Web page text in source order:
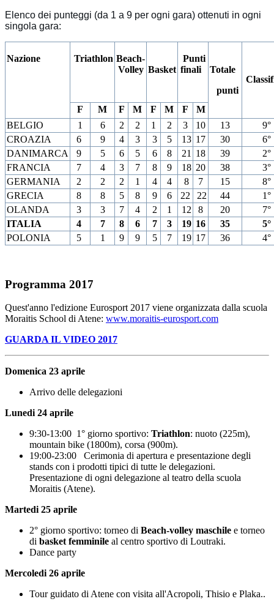
Elenco dei punteggi (da 1 a 9 per ogni gara) ottenuti in ogni
singola gara:
Nazione Triathlon Beach-
Volley Basket
Punti
finali
Totale
punti
F M F M F M F
M
BELGIO
1 6 2 2 1 2 3 10 13
9°
CROAZIA
6 9 4 3 3 5 13 17 30
6°
DANIMARCA
9 5 6 5 6 8 21 18 39
2°
FRANCIA
7 4 3 7 8 9 18 20 38
3°
GERMANIA
2 2 2 1 4 4 8 7 15
8°
GRECIA
8 8 5 8 9 6 22 22 44
1°
OLANDA
3 3 7 4 2 1 12 8 20
7°
ITALIA
4 7 8 6 7 3 19 16 35
5°
POLONIA
5 1 9 9 5 7 19 17 36 4°
Programma 2017
Quest'anno l'edizione Eurosport 2017 viene organizzata dalla scuola
Moraitis School di Atene: www.moraitis-eurosport.com
GUARDA IL VIDEO 2017
Domenica 23 aprile
Arrivo delle delegazioni
Lunedi 24 aprile
9:30-13:00 1° giorno sportivo: Triathlon: nuoto (225m),
mountain bike (1800m), corsa (900m).
19:00-23:00 Cerimonia di apertura e presentazione degli
stands con i prodotti tipici di tutte le delegazioni.
Presentazione di ogni delegazione al teatro della scuola
Moraitis (Atene).
Martedi 25 aprile
2° giorno sportivo: torneo di Beach-volley maschile e torneo
di basket femminile al centro sportivo di Loutraki.
Dance party
Mercoledi 26 aprile
Tour guidato di Atene con visita all'Acropoli, Thisio e Plaka..